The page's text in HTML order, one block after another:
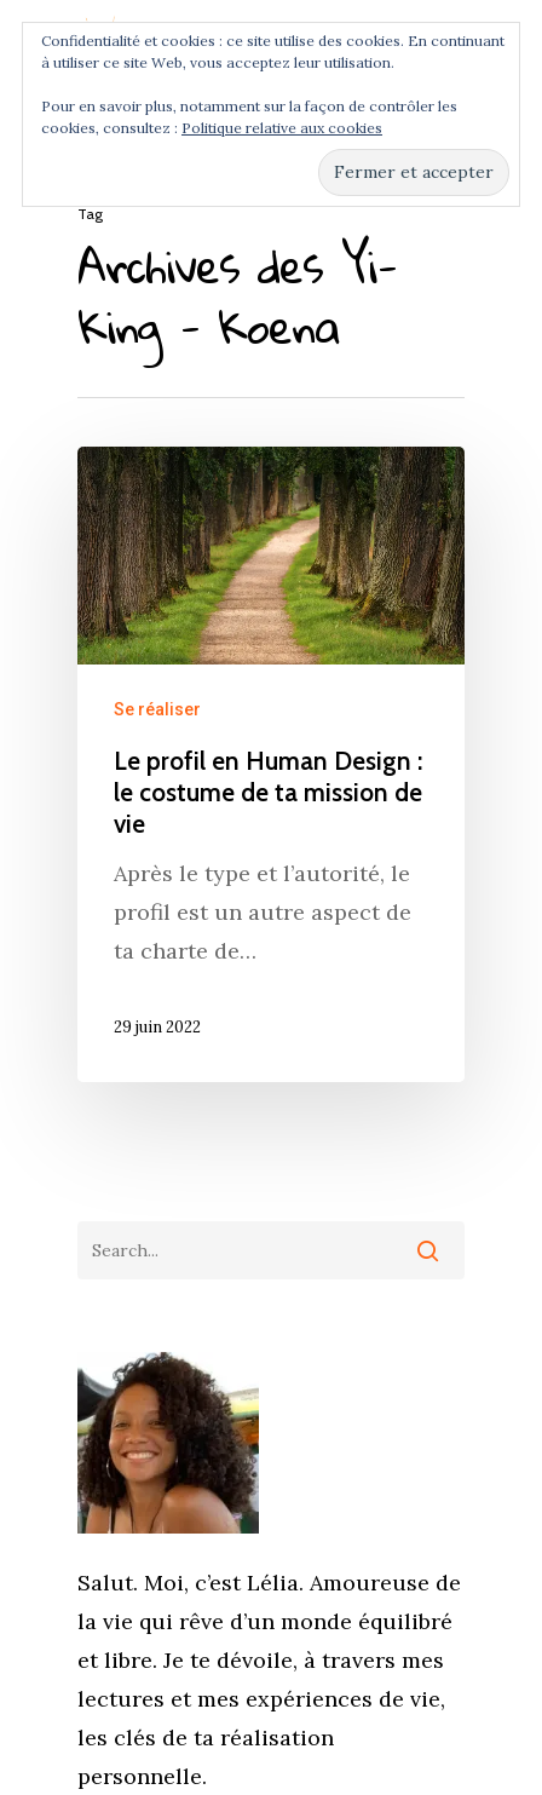
Hit enter to search or ESC to close
Tag
Archives des Yi-
King - Koena
Se réaliser
Le profil en Human Design :
le costume de ta mission de
vie
Après le type et l’autorité, le
profil est un autre aspect de
ta charte de…
29 juin 2022
Salut. Moi, c’est Lélia. Amoureuse de
la vie qui rêve d’un monde équilibré
et libre. Je te dévoile, à travers mes
lectures et mes expériences de vie,
les clés de ta réalisation
personnelle.
Confidentialité et cookies : ce site utilise des cookies. En continuant
à utiliser ce site Web, vous acceptez leur utilisation.
Pour en savoir plus, notamment sur la façon de contrôler les
cookies, consultez : Politique relative aux cookies